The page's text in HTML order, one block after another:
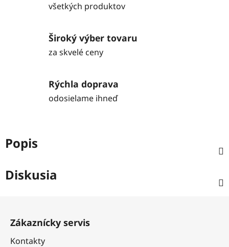
všetkých produktov
Široký výber tovaru
za skvelé ceny
Rýchla doprava
odosielame ihneď
Popis
Diskusia
Zákaznícky servis
Kontakty